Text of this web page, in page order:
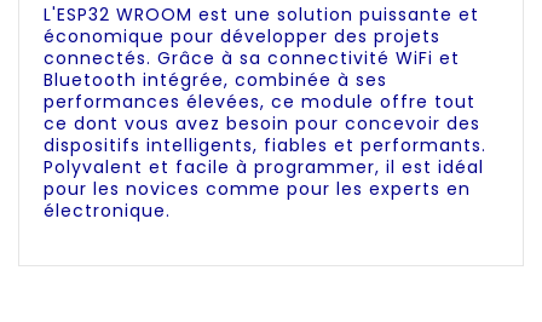
L'ESP32 WROOM est une solution puissante et
économique pour développer des projets
connectés. Grâce à sa connectivité WiFi et
Bluetooth intégrée, combinée à ses
performances élevées, ce module offre tout
ce dont vous avez besoin pour concevoir des
dispositifs intelligents, fiables et performants.
Polyvalent et facile à programmer, il est idéal
pour les novices comme pour les experts en
électronique.